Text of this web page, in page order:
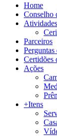
Home
Conselho
Atividades
Parceiros
Perguntas
Certidões
Ações
+Itens